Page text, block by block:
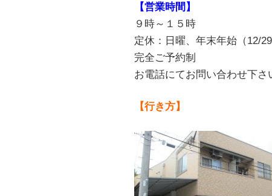
【営業時間】
９時～１５時
定休：日曜、年末年始（12/29
完全ご予約制
お電話にてお問い合わせ下さ
【行き方】